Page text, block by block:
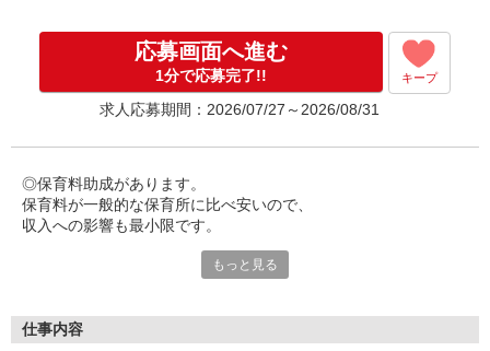
お届けエリアにより変動します
稼働時間（例）8：30〜16：00
※少日数で働く場合は応相談
※研修期間中は日当支払あり（6日間：2500円/日）
応募画面へ進む
1分で応募完了!! キープ
求人応募期間：2026/07/27～2026/08/31
◎保育料助成があります。
保育料が一般的な保育所に比べ安いので、
収入への影響も最小限です。
◎短時間勤務で家事時間をしっかり確保
お子さんと過ごす時間もきちんと取れ、
もっと見る
仕事内容